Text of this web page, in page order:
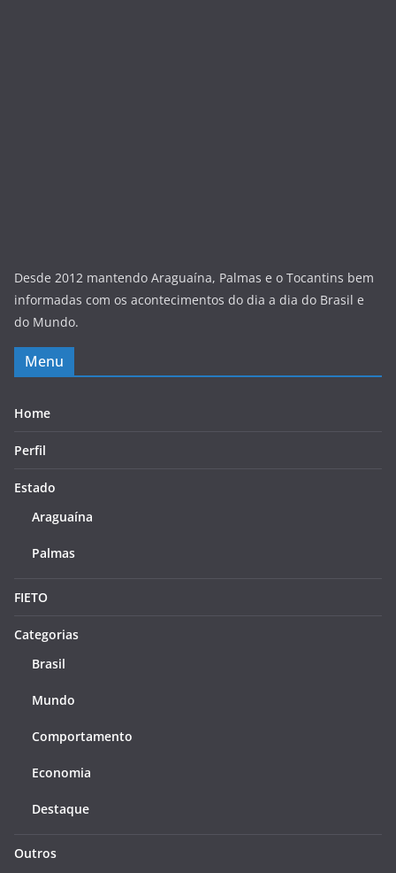
Desde 2012 mantendo Araguaína, Palmas e o Tocantins bem
informadas com os acontecimentos do dia a dia do Brasil e
do Mundo.
Menu
Home
Perfil
Estado
Araguaína
Palmas
FIETO
Categorias
Brasil
Mundo
Comportamento
Economia
Destaque
Outros